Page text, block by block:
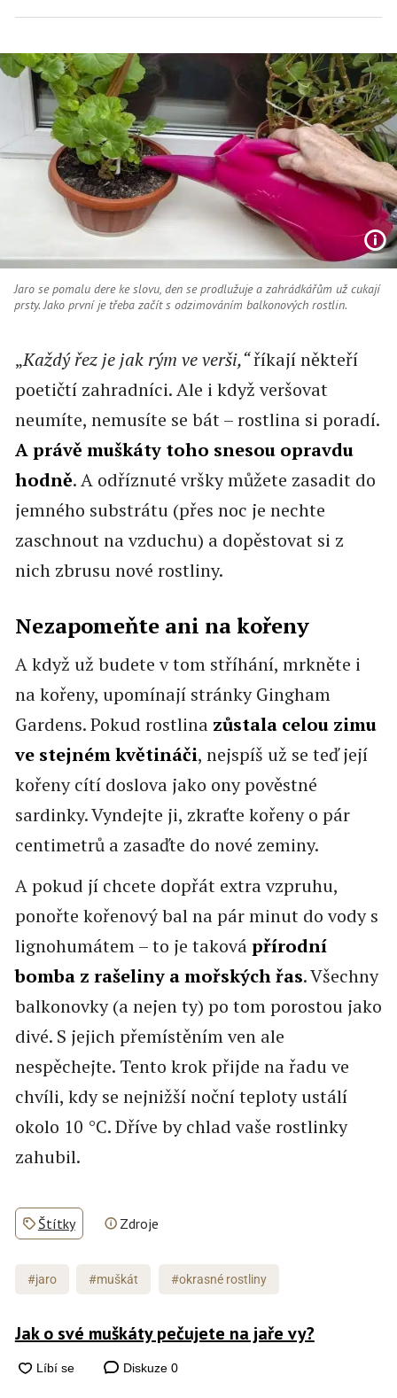
Jaro se pomalu dere ke slovu, den se prodlužuje a zahrádkářům už cukají
prsty. Jako první je třeba začít s odzimováním balkonových rostlin.
„Každý řez je jak rým ve verši,“říkají někteří
poetičtí zahradníci. Ale i když veršovat
neumíte, nemusíte se bát – rostlina si poradí.
A právě muškáty toho snesou opravdu
hodně. A odříznuté vršky můžete zasadit do
jemného substrátu (přes noc je nechte
zaschnout na vzduchu) a dopěstovat si z
nich zbrusu nové rostliny.
Nezapomeňte ani na kořeny
A když už budete v tom stříhání, mrkněte i
na kořeny, upomínají stránky Gingham
Gardens. Pokud rostlina zůstala celou zimu
ve stejném květináči, nejspíš už se teď její
kořeny cítí doslova jako ony pověstné
sardinky. Vyndejte ji, zkraťte kořeny o pár
centimetrů a zasaďte do nové zeminy.
A pokud jí chcete dopřát extra vzpruhu,
ponořte kořenový bal na pár minut do vody s
lignohumátem – to je takovápřírodní
bomba z rašeliny a mořských řas. Všechny
balkonovky (a nejen ty) po tom porostou jako
divé. S jejich přemístěním ven ale
nespěchejte. Tento krok přijde na řadu ve
chvíli, kdy se nejnižší noční teploty ustálí
okolo 10 °C. Dříve by chlad vaše rostlinky
zahubil.
Štítky Zdroje
#jaro #muškát #okrasné rostliny
Jak o své muškáty pečujete na jaře vy?
Diskuze 0